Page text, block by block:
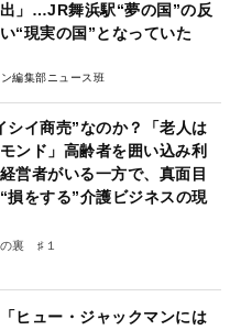
」…JR舞浜駅“夢の国”の反
“現実の国”となっていた
編集部ニュース班
シイ商売”なのか？「老人は
ンド」高齢者を囲い込み利
営者がいる一方で、真面目
損をする”介護ビジネスの現
裏 ♯１
ヒュー・ジャックマンには